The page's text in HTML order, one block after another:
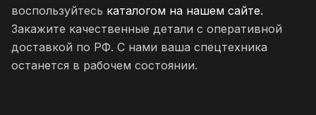
воспользуйтесь каталогом на нашем сайте.
Закажите качественные детали с оперативной
доставкой по РФ. С нами ваша спецтехника
останется в рабочем состоянии.